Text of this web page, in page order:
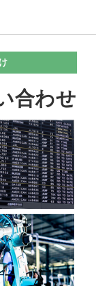
合わせ